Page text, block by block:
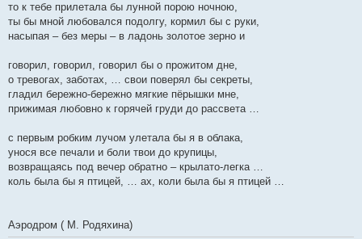
то к тебе прилетала бы лунной порою ночною,
ты бы мной любовался подолгу, кормил бы с руки,
насыпая – без меры – в ладонь золотое зерно и
говорил, говорил, говорил бы о прожитом дне,
о тревогах, заботах, … свои поверял бы секреты,
гладил бережно-бережно мягкие пёрышки мне,
прижимая любовно к горячей груди до рассвета …
с первым робким лучом улетала бы я в облака,
унося все печали и боли твои до крупицы,
возвращаясь под вечер обратно – крылато-легка …
коль была бы я птицей, … ах, коли была бы я птицей …
Аэродром ( М. Родяхина)